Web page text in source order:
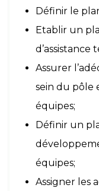
Définir le
Etablir un
d’assistance
Assurer
sein du pôle
équipes;
Définir un
équipes;
Assigner les